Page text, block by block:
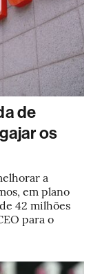
de
os
a
em plano
42 milhões
para o